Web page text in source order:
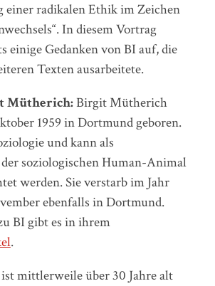
radikalen Ethik im Zeichen
In diesem Vortrag
einige Gedanken von BI auf, die
Texten ausarbeitete.
Mütherich:Birgit Mütherich
1959 in Dortmund geboren.
und kann als
soziologischen Human-Animal
werden. Sie verstarb im Jahr
ebenfalls in Dortmund.
BI gibt es in ihrem
.
mittlerweile über 30 Jahre alt